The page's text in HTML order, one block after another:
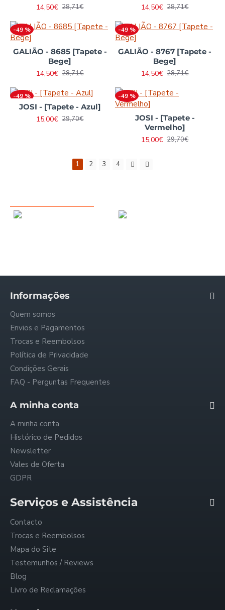
14,50€ 28,71€
14,50€ 28,71€
-49 %
GALIÃO - 8685 [Tapete -
Bege]
14,50€ 28,71€
-49 %
GALIÃO - 8767 [Tapete -
Bege]
14,50€ 28,71€
-49 %
JOSI - [Tapete - Azul]
15,00€ 29,70€
-49 %
JOSI - [Tapete -
Vermelho]
15,00€ 29,70€
1 2 3 4
Informações
Quem somos
Envios e Pagamentos
Trocas e Reembolsos
Política de Privacidade
Condições Gerais
FAQ - Perguntas Frequentes
A minha conta
A minha conta
Histórico de Pedidos
Newsletter
Vales de Oferta
GDPR
Serviços e Assistência
Contacto
Trocas e Reembolsos
Mapa do Site
Testemunhos / Reviews
Blog
Livro de Reclamações